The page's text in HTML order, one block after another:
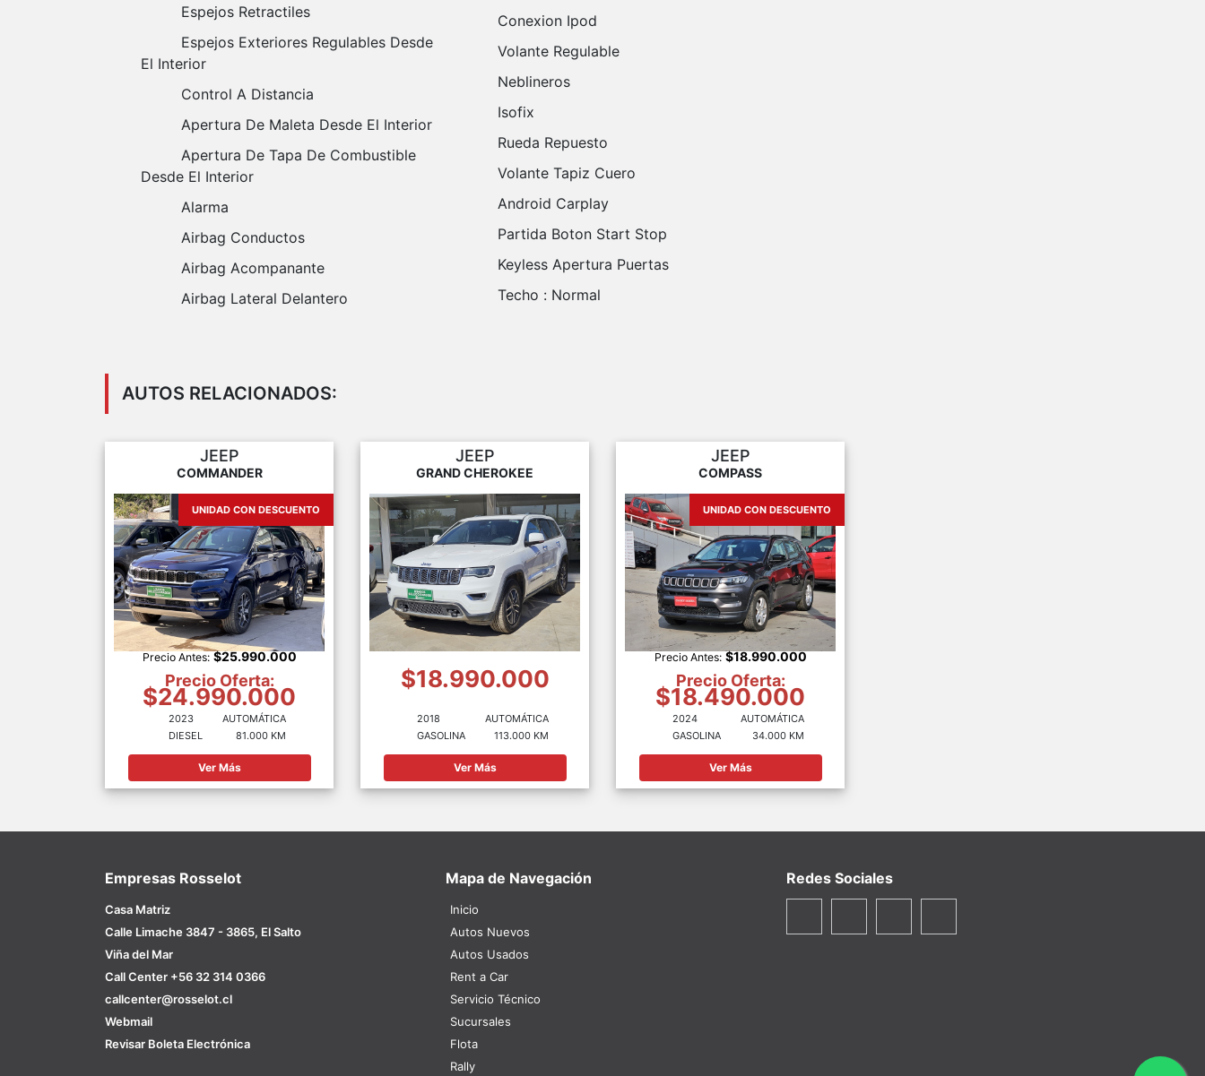
Espejos Retractiles
El Interior
Control A Distancia
Apertura De Maleta Desde El Interior
Desde El Interior
Alarma
Airbag Conductos
Airbag Acompanante
Airbag Lateral Delantero
Conexion Ipod
Volante Regulable
Neblineros
Isofix
Rueda Repuesto
Volante Tapiz Cuero
Android Carplay
Partida Boton Start Stop
Keyless Apertura Puertas
Techo : Normal
AUTOS RELACIONADOS:
JEEP
COMMANDER
UNIDAD CON DESCUENTO
Precio Antes: $25.990.000
Precio Oferta:
$24.990.000
2023
DIESEL
AUTOMÁTICA
81.000 KM
Ver Más
JEEP
GRAND CHEROKEE
$18.990.000
2018
GASOLINA
AUTOMÁTICA
113.000 KM
Ver Más
JEEP
COMPASS
UNIDAD CON DESCUENTO
Precio Antes: $18.990.000
Precio Oferta:
$18.490.000
2024
GASOLINA
AUTOMÁTICA
34.000 KM
Ver Más
Empresas Rosselot
Casa Matriz
Calle Limache 3847 - 3865, El Salto
Viña del Mar
Call Center +56 32 314 0366
callcenter@rosselot.cl
Webmail
Revisar Boleta Electrónica
Mapa de Navegación
Inicio
Autos Nuevos
Autos Usados
Rent a Car
Servicio Técnico
Sucursales
Flota
Rally
Redes Sociales